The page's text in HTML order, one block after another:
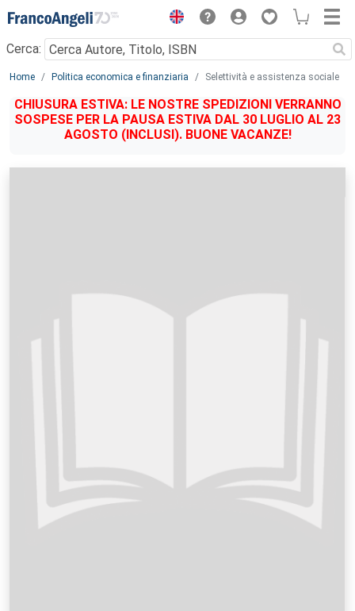
Menu
Cerca:
Main content
Home Politica economica e finanziaria Selettività e assistenza sociale
CHIUSURA ESTIVA: LE NOSTRE SPEDIZIONI VERRANNO
SOSPESE PER LA PAUSA ESTIVA DAL 30 LUGLIO AL 23
AGOSTO (INCLUSI). BUONE VACANZE!